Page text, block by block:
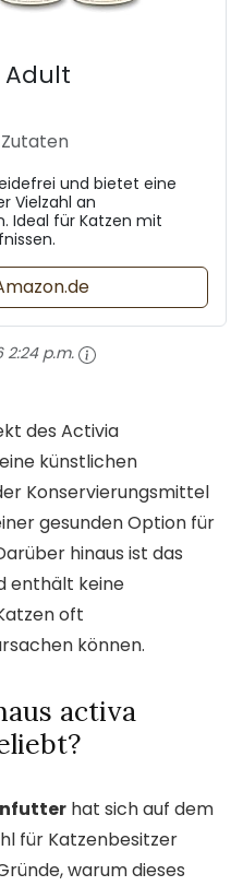
und bietet eine
Vielzahl an
Ideal für Katzen mit
2:24 p.m.
des Activia
künstlichen
Konservierungsmittel
gesunden Option für
hinaus ist das
enthält keine
oft
können.
activa
hat sich auf dem
für Katzenbesitzer
warum dieses